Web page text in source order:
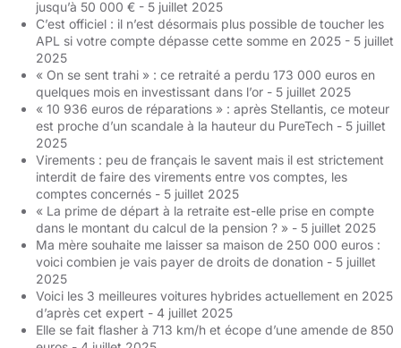
jusqu’à 50 000 € - 5 juillet 2025
C’est officiel : il n’est désormais plus possible de toucher les
APL si votre compte dépasse cette somme en 2025 - 5 juillet
2025
« On se sent trahi » : ce retraité a perdu 173 000 euros en
quelques mois en investissant dans l’or - 5 juillet 2025
« 10 936 euros de réparations » : après Stellantis, ce moteur
est proche d’un scandale à la hauteur du PureTech - 5 juillet
2025
Virements : peu de français le savent mais il est strictement
interdit de faire des virements entre vos comptes, les
comptes concernés - 5 juillet 2025
« La prime de départ à la retraite est-elle prise en compte
dans le montant du calcul de la pension ? » - 5 juillet 2025
Ma mère souhaite me laisser sa maison de 250 000 euros :
voici combien je vais payer de droits de donation - 5 juillet
2025
Voici les 3 meilleures voitures hybrides actuellement en 2025
d’après cet expert - 4 juillet 2025
Elle se fait flasher à 713 km/h et écope d’une amende de 850